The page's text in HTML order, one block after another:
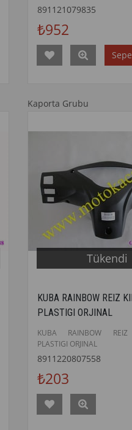
891121079835
₺952
Kaporta Grubu
Tükendi
KUBA RAINBOW REIZ
PLASTIGI ORJINAL
KUBA RAINBOW REIZ
PLASTIGI ORJINAL
8911220807558
₺203